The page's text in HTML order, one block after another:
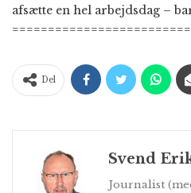
afsætte en hel arbejdsdag –
Del
Svend
Journalist